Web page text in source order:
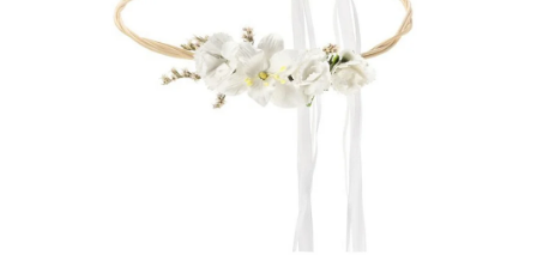
Výměna / vrácení zboží